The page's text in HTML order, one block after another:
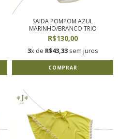
SAIDA POMPOM AZUL
MARINHO/BRANCO TRIO
R$130,00
3x de R$43,33sem juros
COMPRAR